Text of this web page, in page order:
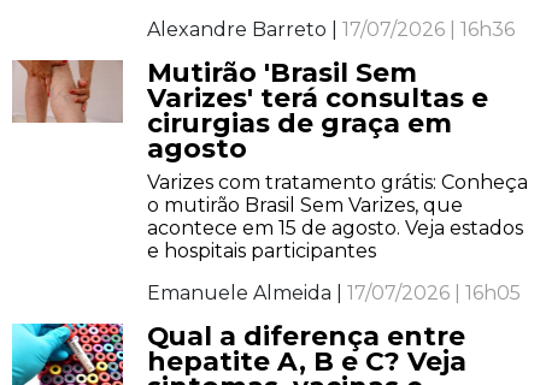
Alexandre Barreto | 17/07/2026 | 16h36
Mutirão 'Brasil Sem
Varizes' terá consultas e
cirurgias de graça em
agosto
Varizes com tratamento grátis: Conheça
o mutirão Brasil Sem Varizes, que
acontece em 15 de agosto. Veja estados
e hospitais participantes
Emanuele Almeida | 17/07/2026 | 16h05
Qual a diferença entre
hepatite A, B e C? Veja